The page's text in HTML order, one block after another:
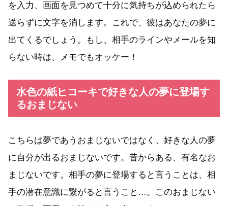
を入力、画面を見つめて十分に気持ちが込められたら
送らずに文字を消します。これで、彼はあなたの夢に
出てくるでしょう。もし、相手のラインやメールを知
らない時は、メモでもオッケー！
水色の紙ヒコーキで好きな人の夢に登場す
るおまじない
こちらは夢であうおまじないではなく、好きな人の夢
に自分が出るおまじないです。昔からある、有名なお
まじないです。相手の夢に登場すると言うことは、相
手の潜在意識に繋がると言うこと…。このおまじない